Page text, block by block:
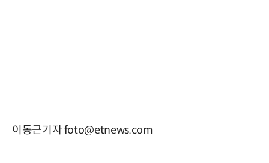
이동근기자 foto@etnews.com